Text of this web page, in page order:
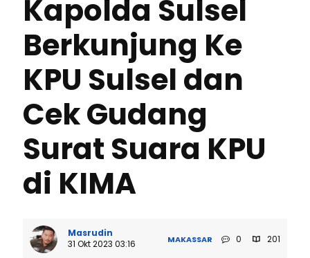
Kapolda Sulsel
Berkunjung Ke
KPU Sulsel dan
Cek Gudang
Surat Suara KPU
di KIMA
Masrudin
31 Okt 2023 03:16
MAKASSAR 0 201